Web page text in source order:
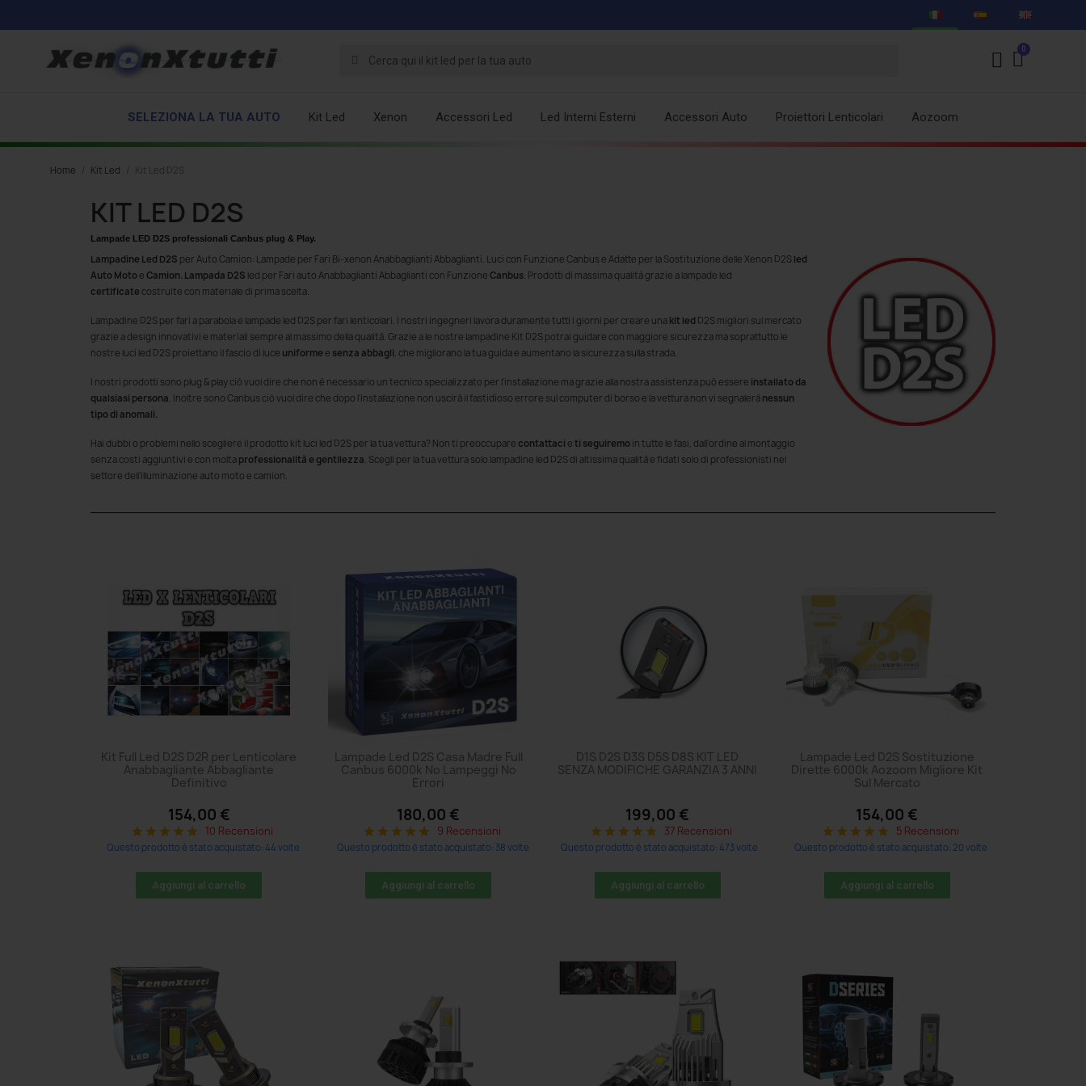
SELEZIONA LA TUA AUTO Kit Led Xenon Accessori Led Led Interni Esterni Accessori Auto Proiettori Lenticolari Aozoom
Home Kit Led Kit Led D2S
KIT LED D2S
Lampade LED D2S professionali Canbus plug & Play.
Lampadine Led D2S per Auto Camion: Lampade per Fari Bi-xenon Anabbaglianti Abbaglianti. Luci con Funzione Canbus e Adatte per la Sostituzione delle Xenon D2S led
Auto Moto e Camion. Lampada D2S led per Fari auto Anabbaglianti Abbaglianti con Funzione Canbus. Prodotti di massima qualità grazie a lampade led
certificate costruite con materiale di prima scelta.
Lampadine D2S per fari a parabola e lampade led D2S per fari lenticolari. I nostri ingegneri lavora duramente tutti i giorni per creare una kit led D2S migliori sul mercato
grazie a design innovativi e materiali sempre al massimo della qualità. Grazie a le nostre lampadine Kit D2S potrai guidare con maggiore sicurezza ma soprattutto le
nostre luci led D2S proiettano il fascio di luce uniforme e senza abbagli, che migliorano la tua guida e aumentano la sicurezza sulla strada.
I nostri prodotti sono plug & play ciò vuol dire che non è necessario un tecnico specializzato per l'installazione ma grazie alla nostra assistenza può essere installato da
qualsiasi persona. Inoltre sono Canbus ciò vuol dire che dopo l'installazione non uscirà il fastidioso errore sul computer di borso e la vettura non vi segnalerà nessun
tipo di anomali.
Hai dubbi o problemi nello scegliere il prodotto kit luci led D2S per la tua vettura? Non ti preoccupare contattaci e ti seguiremo in tutte le fasi, dall'ordine al montaggio
senza costi aggiuntivi e con molta professionalità e gentilezza. Scegli per la tua vettura solo lampadine led D2S di altissima qualità e fidati solo di professionisti nel
settore dell'illuminazione auto moto e camion.
Kit Full Led D2S D2R per Lenticolare
Anabbagliante Abbagliante
Definitivo
154,00 €
star star star star star 10 Recensioni
Questo prodotto è stato acquistato: 44 volte
Aggiungi al carrello
Lampade Led D2S Casa Madre Full
Canbus 6000k No Lampeggi No
Errori
180,00 €
star star star star star 9 Recensioni
Questo prodotto è stato acquistato: 38 volte
Aggiungi al carrello
D1S D2S D3S D5S D8S KIT LED
SENZA MODIFICHE GARANZIA 3 ANNI
199,00 €
star star star star star 37 Recensioni
Questo prodotto è stato acquistato: 473 volte
Aggiungi al carrello
Lampade Led D2S Sostituzione
Dirette 6000k Aozoom Migliore Kit
Sul Mercato
154,00 €
star star star star star 5 Recensioni
Questo prodotto è stato acquistato: 20 volte
Aggiungi al carrello